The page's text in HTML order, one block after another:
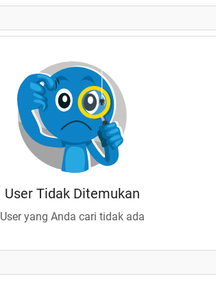
User Tidak Ditemukan
User yang Anda cari tidak ada